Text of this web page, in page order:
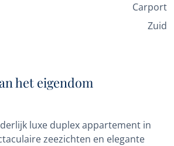
Carport
Zuid
het eigendom
luxe duplex appartement in
zeezichten en elegante